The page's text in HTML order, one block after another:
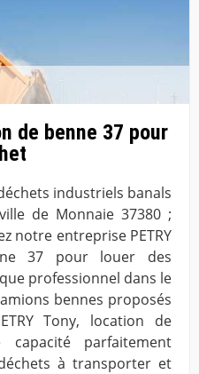
de benne 37 pour
industriels banals
de Monnaie 37380 ;
notre entreprise PETRY
37 pour louer des
professionnel dans le
bennes proposés
Tony, location de
parfaitement
à transporter et